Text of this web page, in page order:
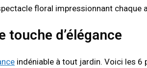
floral impressionnant chaque
d’élégance
indéniable à tout jardin. Voici les 6